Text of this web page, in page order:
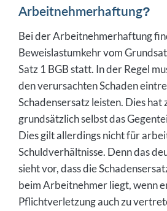
Arbeitnehmerhaftung?
Bei der Arbeitnehmerhaftung
Beweislastumkehr vom
Satz 1 BGB statt. In der Regel
den verursachten Schaden
Schadensersatz leisten. Dies hat
grundsätzlich selbst das
Dies gilt allerdings nicht für
Schuldverhältnisse. Denn das
sieht vor, dass die
beim Arbeitnehmer liegt, wenn
Pflichtverletzung auch zu